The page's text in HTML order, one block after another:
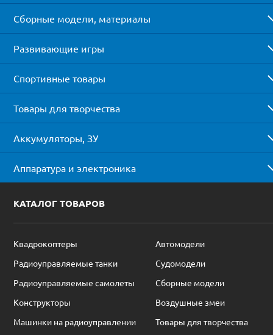
Сборные модели, материалы
Развивающие игры
Спортивные товары
Товары для творчества
Аккумуляторы, ЗУ
Аппаратура и электроника
КАТАЛОГ ТОВАРОВ
Квадрокоптеры
Автомодели
Радиоуправляемые танки
Судомодели
Радиоуправляемые самолеты
Сборные модели
Конструкторы
Воздушные змеи
Машинки на радиоуправлении
Товары для творчества